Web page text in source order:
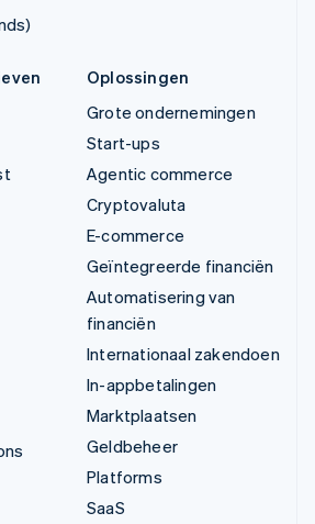
Oplossingen
Grote ondernemingen
Start-ups
Agentic commerce
Cryptovaluta
E-commerce
Geïntegreerde financiën
Automatisering van
financiën
Internationaal zakendoen
In-appbetalingen
Marktplaatsen
Geldbeheer
Platforms
SaaS